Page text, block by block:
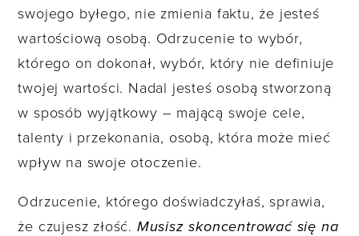
swojego byłego, nie zmienia faktu, że jesteś
wartościową osobą. Odrzucenie to wybór,
którego on dokonał, wybór, który nie definiuje
twojej wartości. Nadal jesteś osobą stworzoną
w sposób wyjątkowy – mającą swoje cele,
talenty i przekonania, osobą, która może mieć
wpływ na swoje otoczenie.
Odrzucenie, którego doświadczyłaś, sprawia,
że czujesz złość. Musisz skoncentrować się na